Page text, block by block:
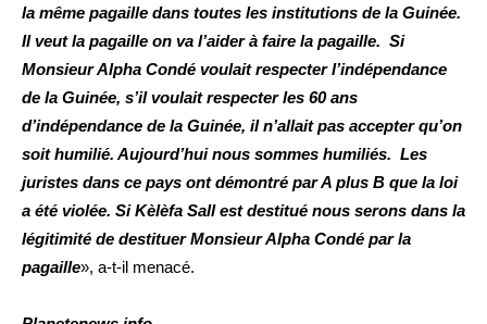
la même pagaille dans toutes les institutions de la Guinée.
Il veut la pagaille on va l’aider à faire la pagaille. Si
Monsieur Alpha Condé voulait respecter l’indépendance
de la Guinée, s’il voulait respecter les 60 ans
d’indépendance de la Guinée, il n’allait pas accepter qu’on
soit humilié. Aujourd’hui nous sommes humiliés. Les
juristes dans ce pays ont démontré par A plus B que la loi
a été violée. Si Kèlèfa Sall est destitué nous serons dans la
légitimité de destituer Monsieur Alpha Condé par la
pagaille», a-t-il menacé.